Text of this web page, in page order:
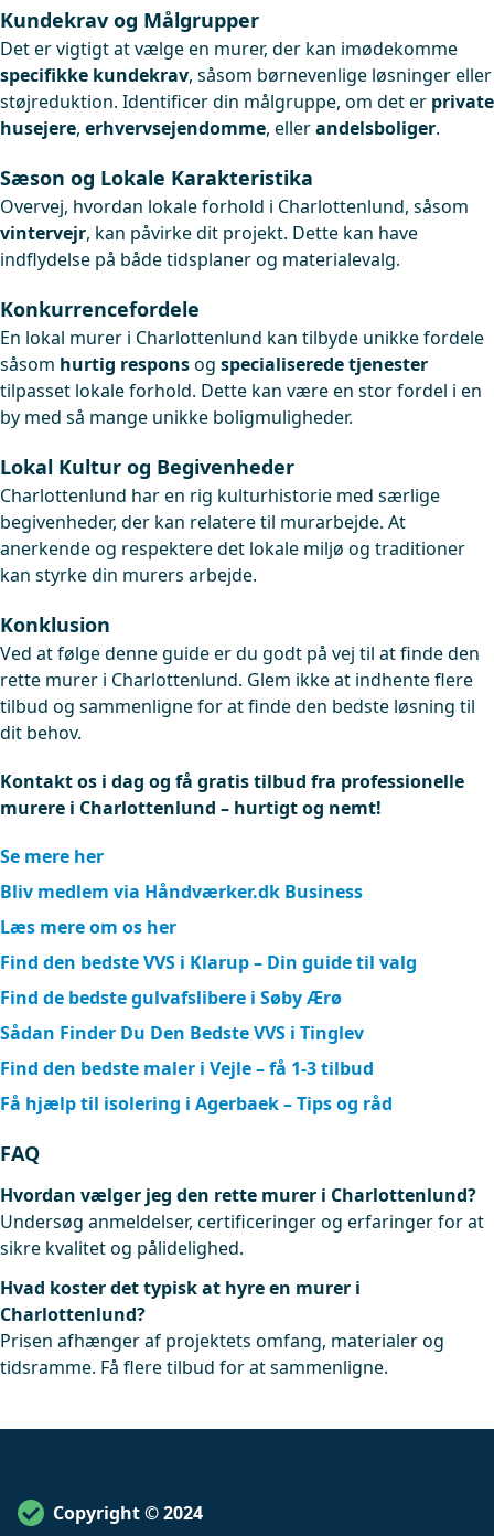
Kundekrav og Målgrupper
Det er vigtigt at vælge en murer, der kan imødekomme
specifikke kundekrav, såsom børnevenlige løsninger eller
støjreduktion. Identificer din målgruppe, om det er private
husejere, erhvervsejendomme, ellerandelsboliger.
Sæson og Lokale Karakteristika
Overvej, hvordan lokale forhold i Charlottenlund, såsom
vintervejr, kan påvirke dit projekt. Dette kan have
indflydelse på både tidsplaner og materialevalg.
Konkurrencefordele
En lokal murer i Charlottenlund kan tilbyde unikke fordele
såsom hurtig responsog specialiserede tjenester
tilpasset lokale forhold. Dette kan være en stor fordel i en
by med så mange unikke boligmuligheder.
Lokal Kultur og Begivenheder
Charlottenlund har en rig kulturhistorie med særlige
begivenheder, der kan relatere til murarbejde. At
anerkende og respektere det lokale miljø og traditioner
kan styrke din murers arbejde.
Konklusion
Ved at følge denne guide er du godt på vej til at finde den
rette murer i Charlottenlund. Glem ikke at indhente flere
tilbud og sammenligne for at finde den bedste løsning til
dit behov.
Kontakt os i dag og få gratis tilbud fra professionelle
murere i Charlottenlund – hurtigt og nemt!
Se mere her
Bliv medlem via Håndværker.dk Business
Læs mere om os her
Find den bedste VVS i Klarup – Din guide til valg
Find de bedste gulvafslibere i Søby Ærø
Sådan Finder Du Den Bedste VVS i Tinglev
Find den bedste maler i Vejle – få 1-3 tilbud
Få hjælp til isolering i Agerbaek – Tips og råd
FAQ
Hvordan vælger jeg den rette murer i Charlottenlund?
Undersøg anmeldelser, certificeringer og erfaringer for at
sikre kvalitet og pålidelighed.
Hvad koster det typisk at hyre en murer i
Charlottenlund?
Prisen afhænger af projektets omfang, materialer og
tidsramme. Få flere tilbud for at sammenligne.
Copyright © 2024